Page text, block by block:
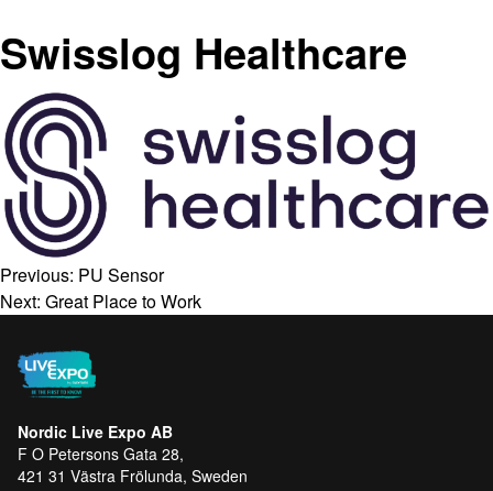
Swisslog Healthcare
Previous: PU Sensor
Next: Great Place to Work
Nordic Live Expo AB
F O Petersons Gata 28,
421 31 Västra Frölunda, Sweden